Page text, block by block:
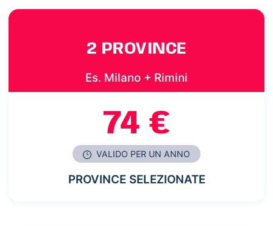
2 PROVINCE
Es. Milano + Rimini
74 €
VALIDO PER UN ANNO
PROVINCE SELEZIONATE